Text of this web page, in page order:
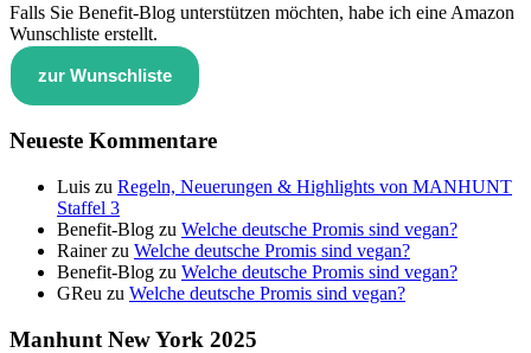
Falls Sie Benefit-Blog unterstützen möchten, habe ich eine Amazon
Wunschliste erstellt.
zur Wunschliste
Neueste Kommentare
Luis zu Regeln, Neuerungen & Highlights von MANHUNT
Staffel 3
Benefit-Blog zu Welche deutsche Promis sind vegan?
Rainerzu Welche deutsche Promis sind vegan?
Benefit-Blog zu Welche deutsche Promis sind vegan?
GReu zu Welche deutsche Promis sind vegan?
Manhunt New York 2025